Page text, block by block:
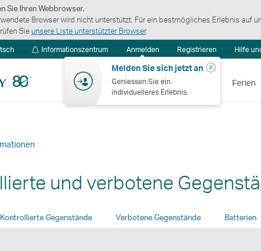
Sie Ihren Webbrowser.
Browser wird nicht unterstützt. Für ein bestmögliches Erlebnis auf
Sieunsere Liste unterstützter Browser.
InformationszentrumInformationszentrum
Anmelden
Melden Sie sich jetzt an
Geniessen Sie ein
individuelleres Erlebnis.
Schliessen
Registrieren Hilfe
Ferien
und verbotene
Kontrollierte Gegenstände Verbotene Gegenstände Batterien